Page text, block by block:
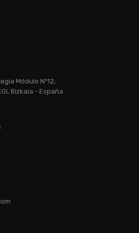
Módulo Nº12,
Bizkaia - España